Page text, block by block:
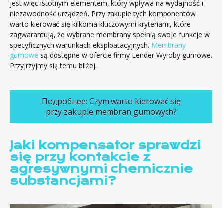
jest więc istotnym elementem, który wpływa na wydajność i
niezawodność urządzeń. Przy zakupie tych komponentów
warto kierować się kilkoma kluczowymi kryteriami, które
zagwarantują, że wybrane membrany spełnią swoje funkcje w
specyficznych warunkach eksploatacyjnych. Membrany
gumowe są dostępne w ofercie firmy Lender Wyroby gumowe.
Przyjrzyjmy się temu bliżej.
Подробнее: Czym warto kierować się
przy zakupie membran gumowych?
Jaki kompensator sprawdzi
się przy kontakcie z
agresywnymi chemicznie
substancjami?